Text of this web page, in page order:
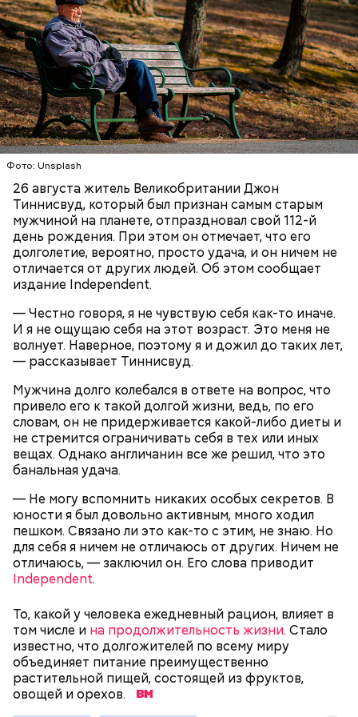
Фото: Unsplash
26 августа житель Великобритании Джон
Тиннисвуд, который был признан самым старым
мужчиной на планете, отпраздновал свой 112-й
день рождения. При этом он отмечает, что его
долголетие, вероятно, просто удача, и он ничем не
отличается от других людей. Об этом сообщает
издание Independent.
— Честно говоря, я не чувствую себя как-то иначе.
И я не ощущаю себя на этот возраст. Это меня не
волнует. Наверное, поэтому я и дожил до таких лет,
— рассказывает Тиннисвуд.
Мужчина долго колебался в ответе на вопрос, что
привело его к такой долгой жизни, ведь, по его
словам, он не придерживается какой-либо диеты и
не стремится ограничивать себя в тех или иных
вещах. Однако англичанин все же решил, что это
банальная удача.
— Не могу вспомнить никаких особых секретов. В
юности я был довольно активным, много ходил
пешком. Связано ли это как-то с этим, не знаю. Но
для себя я ничем не отличаюсь от других. Ничем не
отличаюсь, — заключил он. Его слова приводит
Independent.
То, какой у человека ежедневный рацион, влияет в
том числе и на продолжительность жизни. Стало
известно, что долгожителей по всему миру
объединяет питание преимущественно
растительной пищей, состоящей из фруктов,
овощей и орехов.
Атака хищника: ихтиолог
объяснил, почему акулы
нападают на человека
Особенно опасно контактировать с водой, если вы
оказались в открытом море и получили порез или
ранку. Акула чувствует даже небольшое
количество крови на расстоянии до полутора
километров. Если вы поранились в воде, сразу же
выходите на берег.
— Хищник чувствует кровь, разведенную в
морской воде в пропорции один к миллиону, —
пояснил собеседник «ВМ».
Он также уточнил, что у человека крайне мало
шансов выжить, если он окажется на пути у акулы.
Ни один метод и способ защиты или обороны в
стрессовой ситуации не помогает, ведь у морского
обитателя больше преимуществ в воде как по
выносливости, так и по силе.
Экскурсовод отметил, что в заповеднике нет
могильников, техники и мертвых городов,
притягивающих сталкеров, как в украинской
Припяти. А на пожарную вышку, откуда можно
увидеть территорию чернобыльской станции,
подниматься запрещено. Зато есть выселенные
деревни — местный эксклюзив.
— Таких деревень много, их 95 в заповеднике. Это
вообще отдельный объект исследования, —
заметил он.
Свое несогласие с предыдущим спикером в личном
разговоре с корреспондентом «Вечерней Москвы»
охраны природы Элмурод Расулмухамедов.
Эксперт предположил, что любая информация,
напоминающая о проблемах экологии и ядерной
угрозы, — основание лишний раз задуматься о том,
что физический мир не вечен и только в наших
силах сделать все, чтобы продлить жизнь себе и
— Почему-то все говорят о заговорах, забывая о
том, что проект этот более 70 лет назад был создан
лишь из гуманных побуждений. 1947 год — период,
когда мир приходил в себя после мировых войн,
страшных кровопролитных противостояний. И в
качестве напоминания о том, что ядерные
столкновения могут закончиться полным
уничтожением всего живого, были запущены эти
часы. И что бы сейчас ни говорили, они очень четко
и своевременно «реагировали» на актуальные
проблемы. Если даже у адептов этой концепции
есть коммерческие амбиции — это их право.
Главное, что они заставляют людей задуматься над
Также специалист отметил, что часы Судного дня
помогают больше людей привлечь к проблемам
глобального потепления, климатических изменений
и природных последствий войн.